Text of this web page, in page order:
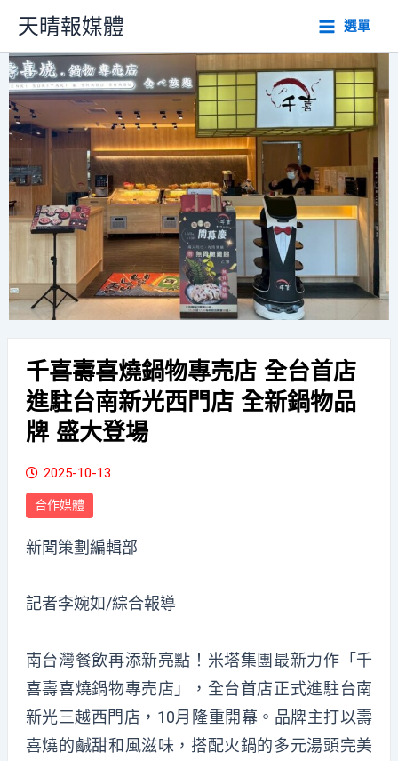
主
要
內
天晴報媒體 選單
千喜壽喜燒鍋物專売店 全台首店
進駐台南新光西門店 全新鍋物品
牌 盛大登場
2025-10-13
合作媒體
新聞策劃編輯部
記者李婉如/綜合報導
南台灣餐飲再添新亮點！米塔集團最新力作「千
喜壽喜燒鍋物專売店」，全台首店正式進駐台南
新光三越西門店， 10月隆重開幕。品牌主打以壽
喜燒的鹹甜和風滋味，搭配火鍋的多元湯頭完美